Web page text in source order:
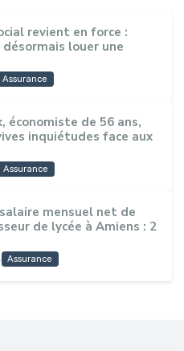
revient en force :
désormais louer une
Assurance
économiste de 56 ans,
inquiétudes face aux
Assurance
mensuel net de
de lycée à Amiens : 2
Assurance